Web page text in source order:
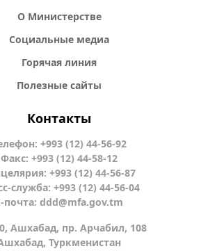
О Министерстве
Социальные медиа
Горячая линия
Полезные сайты
Контакты
+993 (12) 44-56-92
Факс: +993 (12) 44-58-12
+993 (12) 44-56-87
служба: +993 (12) 44-56-04
почта: ddd@mfa.gov.tm
Ашхабад, пр. Арчабил, 108
Туркменистан